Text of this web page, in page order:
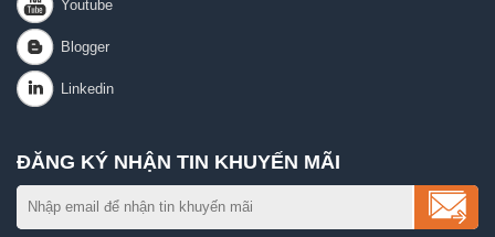
ĐĂNG KÝ NHẬN TIN KHUYẾN MÃI